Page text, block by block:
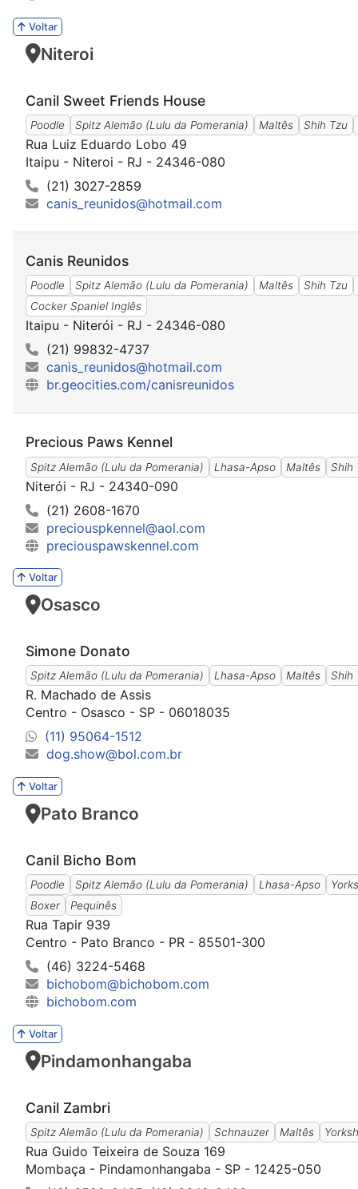
Voltar
Niteroi
Canil Sweet Friends House
Poodle Spitz Alemão (Lulu da Pomerania) Maltês Shih Tzu
Rua Luiz Eduardo Lobo 49
Itaipu - Niteroi - RJ - 24346-080
(21) 3027-2859
canis_reunidos@hotmail.com
Canis Reunidos
Poodle Spitz Alemão (Lulu da Pomerania) Maltês Shih Tzu
Cocker Spaniel Inglês
Itaipu - Niterói - RJ - 24346-080
(21) 99832-4737
canis_reunidos@hotmail.com
br.geocities.com/canisreunidos
Precious Paws Kennel
Spitz Alemão (Lulu da Pomerania) Lhasa-Apso Maltês Shih
Niterói - RJ - 24340-090
(21) 2608-1670
preciouspkennel@aol.com
preciouspawskennel.com
Voltar
Osasco
Simone Donato
Spitz Alemão (Lulu da Pomerania) Lhasa-Apso Maltês Shih
R. Machado de Assis
Centro - Osasco - SP - 06018035
(11) 95064-1512
dog.show@bol.com.br
Voltar
Pato Branco
Canil Bicho Bom
Poodle Spitz Alemão (Lulu da Pomerania) Lhasa-Apso
Boxer
Pequinês
Rua Tapir 939
Centro - Pato Branco - PR - 85501-300
(46) 3224-5468
bichobom@bichobom.com
bichobom.com
Voltar
Pindamonhangaba
Canil Zambri
Spitz Alemão (Lulu da Pomerania) Schnauzer Maltês
Rua Guido Teixeira de Souza 169
Mombaça - Pindamonhangaba - SP - 12425-050